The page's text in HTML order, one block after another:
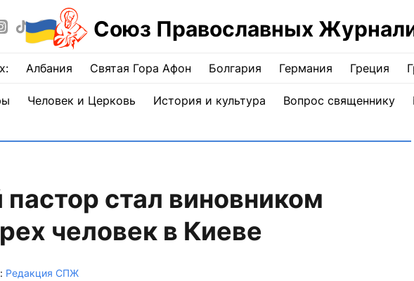
Союз Православных
Албания Святая Гора Афон Болгария Германия Греция
Человек и Церковь История и культура Вопрос священнику
пастор стал виновником
человек в Киеве
Редакция СПЖ